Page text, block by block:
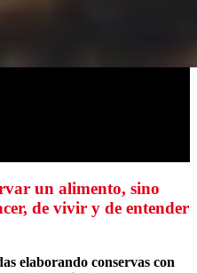
un alimento, sino
de vivir y de entender
elaborando conservas con